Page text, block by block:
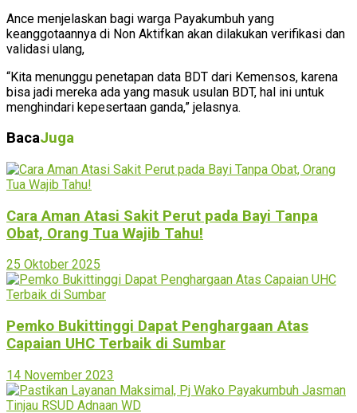
Ance menjelaskan bagi warga Payakumbuh yang
keanggotaannya di Non Aktifkan akan dilakukan verifikasi dan
validasi ulang,
“Kita menunggu penetapan data BDT dari Kemensos, karena
bisa jadi mereka ada yang masuk usulan BDT, hal ini untuk
menghindari kepesertaan ganda,” jelasnya.
BacaJuga
Cara Aman Atasi Sakit Perut pada Bayi Tanpa
Obat, Orang Tua Wajib Tahu!
25 Oktober 2025
Pemko Bukittinggi Dapat Penghargaan Atas
Capaian UHC Terbaik di Sumbar
14 November 2023